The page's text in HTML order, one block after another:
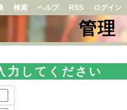
検索 ヘルプ RSS ログイン
管理
力してください